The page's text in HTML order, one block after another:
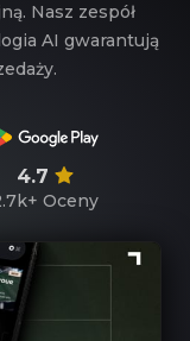
Nasz zespół
AI gwarantują
4.7
Oceny